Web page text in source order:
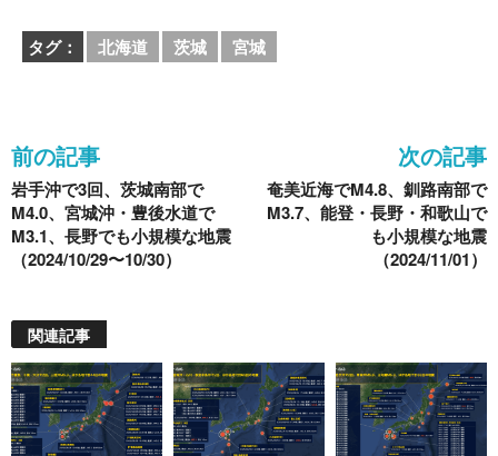
c
e
o
k
tt
er
e
タグ： 北海道 茨城 宮城
前の記事
岩手沖で3回、茨城南部で
M4.0、宮城沖・豊後水道で
M3.1、長野でも小規模な地震
（2024/10/29〜10/30）
次の記事
奄美近海でM4.8、釧路南部で
M3.7、能登・長野・和歌山で
も小規模な地震
（2024/11/01）
関連記事